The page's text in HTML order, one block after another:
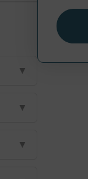
▼
▼
▼